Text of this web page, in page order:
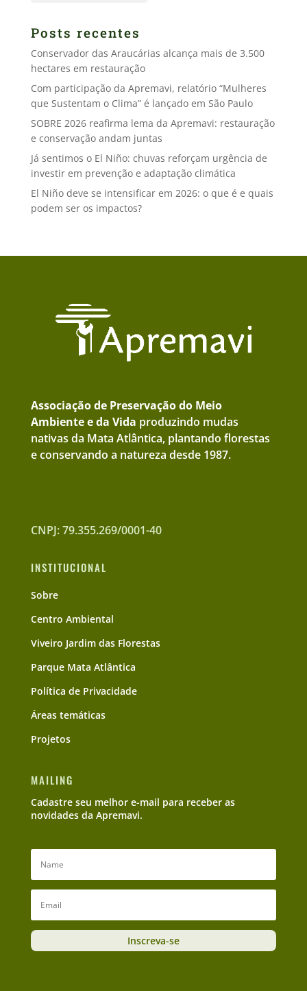
Posts recentes
Conservador das Araucárias alcança mais de 3.500
hectares em restauração
Com participação da Apremavi, relatório “Mulheres
que Sustentam o Clima” é lançado em São Paulo
SOBRE 2026 reafirma lema da Apremavi: restauração
e conservação andam juntas
Já sentimos o El Niño: chuvas reforçam urgência de
investir em prevenção e adaptação climática
El Niño deve se intensificar em 2026: o que é e quais
podem ser os impactos?
Associação de Preservação do Meio
Ambiente e da Vida produzindo mudas
nativas da Mata Atlântica, plantando florestas
e conservando a natureza desde 1987.
CNPJ: 79.355.269/0001-40
INSTITUCIONAL
Sobre
Centro Ambiental
Viveiro Jardim das Florestas
Parque Mata Atlântica
Política de Privacidade
Áreas temáticas
Projetos
MAILING
Cadastre seu melhor e-mail para receber as
novidades da Apremavi.
Inscreva-se